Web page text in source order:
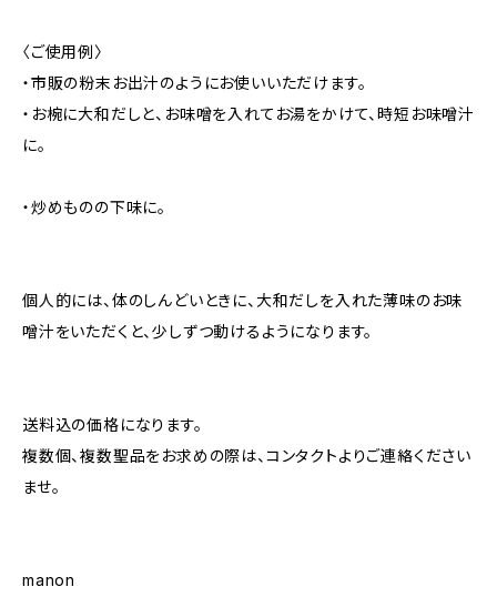
〈ご使用例〉
・市販の粉末お出汁のようにお使いいただけます。
・お椀に大和だしと、お味噌を入れてお湯をかけて、時短お味噌汁
に。
・炒めものの下味に。
個人的には、体のしんどいときに、大和だしを入れた薄味のお味
噌汁をいただくと、少しずつ動けるようになります。
送料込の価格になります。
複数個、複数聖品をお求めの際は、コンタクトよりご連絡ください
ませ。
manon